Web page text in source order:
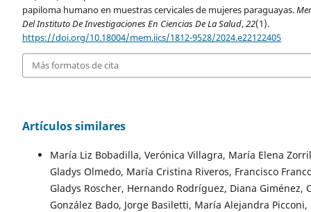
papiloma humano en muestras cervicales de mujeres paraguayas.
Del Instituto De Investigaciones En Ciencias De La Salud,22(1).
https://doi.org/10.18004/mem.iics/1812-9528/2024.e22122405
Más formatos de cita
Artículos similares
María Liz Bobadilla, Verónica Villagra, María Elena
Gladys Olmedo, María Cristina Riveros, Francisco
Gladys Roscher, Hernando Rodríguez, Diana Giménez,
González Bado, Jorge Basiletti, María Alejandra Picconi,